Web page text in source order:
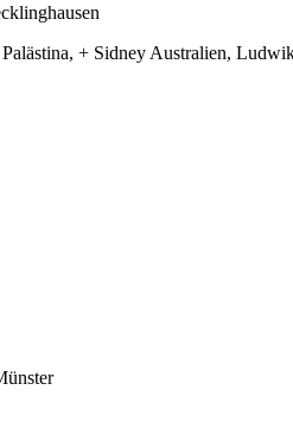
+ Sidney Australien,